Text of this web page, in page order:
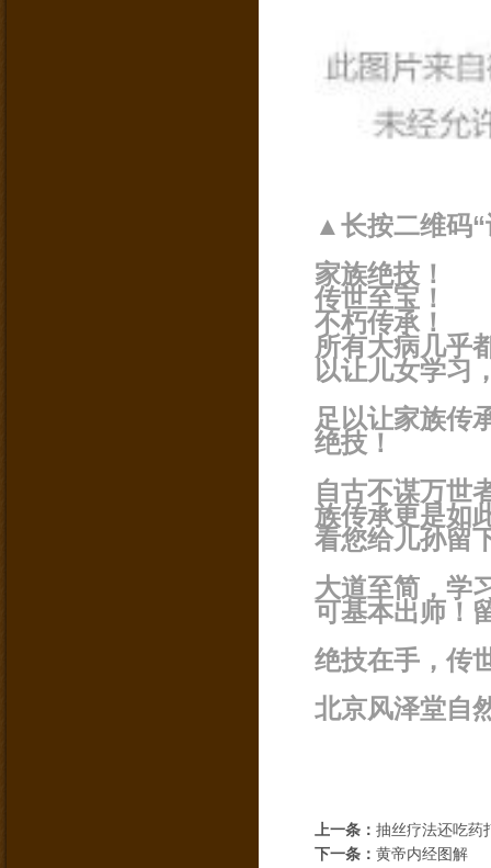
▲长按二维码“
家族绝技！
传世至宝！
不朽传承！
所有大病几乎
以让儿女学习
足以让家族传
绝技！
自古不谋万世
族传承更是如
看您给儿孙留
大道至简，学
可基本出师！
绝技在手，传
北京风泽堂自
上一条： 抽丝疗法还吃药
下一条： 黄帝内经图解